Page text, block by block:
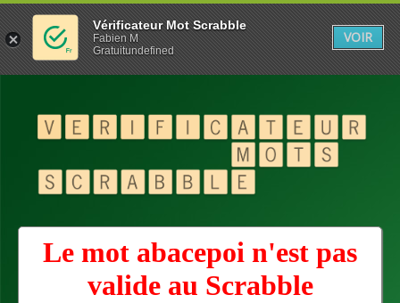
Le mot abacepoi n'est pas
valide au Scrabble
Vérificateur Mot Scrabble
Fabien M
Gratuitundefined
VOIR